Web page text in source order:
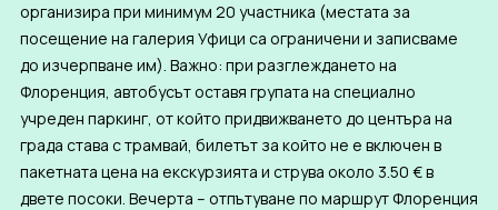
организира при минимум 20 участника (местата за
посещение на галерия Уфици са ограничени и записваме
до изчерпване им). Важно: при разглеждането на
Флоренция, автобусът оставя групата на специално
учреден паркинг, от който придвижването до центъра на
града става с трамвай, билетът за който не е включен в
пакетната цена на екскурзията и струва около 3.50 € в
двете посоки. Вечерта – отпътуване по маршрут Флоренция